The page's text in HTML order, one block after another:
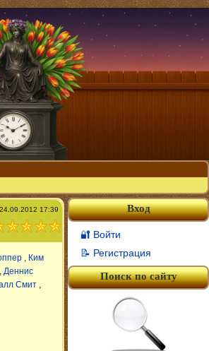
24.09.2012 17:39
, Ким
, Деннис
Смит ,
Вход
🔐 Войти
📝 Регистрация
Поиск по сайту